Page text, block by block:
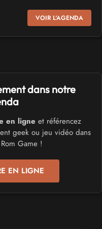
vidéo et des loisirs
VOIR L'AGENDA
dans notre
en ligne et référencez
geek ou jeu vidéo dans
Game !
EN LIGNE